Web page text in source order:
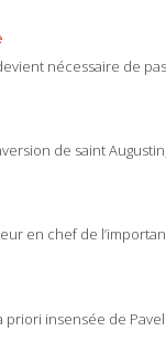
nécessaire de
de saint
en chef de
insensée de